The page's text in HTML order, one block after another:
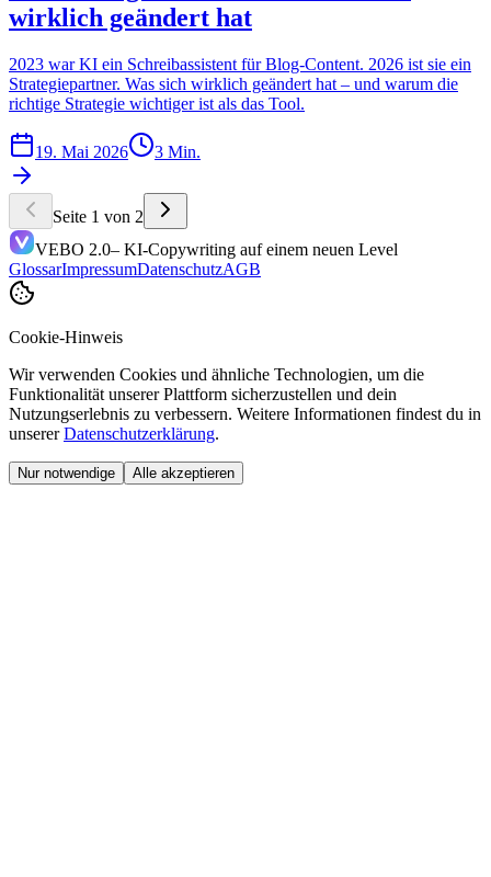
wirklich geändert hat
2023 war KI ein Schreibassistent für Blog-Content. 2026 ist sie ein
Strategiepartner. Was sich wirklich geändert hat – und warum die
richtige Strategie wichtiger ist als das Tool.
19. Mai 2026 3 Min.
Seite 1 von 2
VEBO 2.0– KI-Copywriting auf einem neuen Level
GlossarImpressumDatenschutzAGB
Cookie-Hinweis
Wir verwenden Cookies und ähnliche Technologien, um die
Funktionalität unserer Plattform sicherzustellen und dein
Nutzungserlebnis zu verbessern. Weitere Informationen findest du in
unsererDatenschutzerklärung.
Nur notwendige Alle akzeptieren